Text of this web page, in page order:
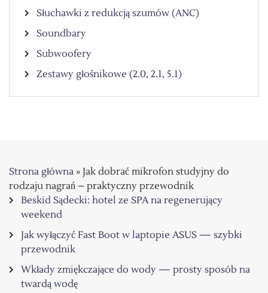
Słuchawki z redukcją szumów (ANC)
Soundbary
Subwoofery
Zestawy głośnikowe (2.0, 2.1, 5.1)
Strona główna » Jak dobrać mikrofon studyjny do
rodzaju nagrań – praktyczny przewodnik
Beskid Sądecki: hotel ze SPA na regenerujący
weekend
Jak wyłączyć Fast Boot w laptopie ASUS — szybki
przewodnik
Wkłady zmiękczające do wody — prosty sposób na
twardą wodę